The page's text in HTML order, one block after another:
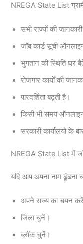
NREGA State List
सभी राज्यों की
जॉब कार्ड सूची
भुगतान की स्थिति घर
रोजगार कार्यों की
पारदर्शिता बढ़ती है।
किसी भी समय
सरकारी कार्यालयों के
NREGA State List में
यदि आप अपना नाम ढूंढना
अपने राज्य का चयन
जिला चुनें।
ब्लॉक चुनें।